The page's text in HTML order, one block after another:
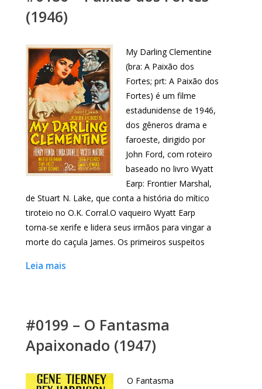
(1946)
My Darling Clementine
(bra: A Paixão dos
Fortes; prt: A Paixão dos
Fortes) é um filme
estadunidense de 1946,
dos gêneros drama e
faroeste, dirigido por
John Ford, com roteiro
baseado no livro Wyatt
Earp: Frontier Marshal,
de Stuart N. Lake, que conta a história do mítico
tiroteio no O.K. Corral.O vaqueiro Wyatt Earp
torna-se xerife e lidera seus irmãos para vingar a
morte do caçula James. Os primeiros suspeitos
Leia mais
#0199 – O Fantasma
Apaixonado (1947)
O Fantasma